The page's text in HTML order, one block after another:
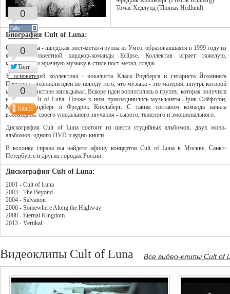
Томас Хедлунд (Thomas Hedlund)
Биография Cult of Luna:
Cult of Luna - шведская пост-метал-группа из Умео, образовавшаяся в 1999 году из
ядра малоизвестной хардкор-команды Eclipse. Коллектив играет тяжелую,
медленную и мрачную музыку в стиле пост-метал, сладж.
У основателей коллектива - вокалиста Класа Рюдберга и гитариста Йоханнеса
Перссона - возникли идеи по поводу того, что музыка - это материя, внутрь которой
мало кто поистине заглядывал. Вскоре идеи воплотились в группу, которая получила
название Cult of Luna. Позже к ним присоединились музыканты Эрик Олёфссон,
Магнус Линдберг и Фредрик Кихльберг. С таким составом команда начала
воссоздание своего уникального звучания - сырого, тяжелого и эмоционального.
Дискография Cult of Luna состоит из шести студийных альбомов, двух мини-
альбомов, одного DVD и аудио-книги.
В колонке справа вы найдете афишу концертов Cult of Luna в Москве, Санкт-
Петербурге и других городах России.
Дискография Cult of Luna:
2001 - Cult of Luna
2003 - The Beyond
2004 - Salvation
2006 - Somewhere Along the Highway
2008 - Eternal Kingdom
2013 - Vertikal
Видеоклипы Cult of Luna Все видео-клипы Cult of
0
Лайк
0
Твит
0